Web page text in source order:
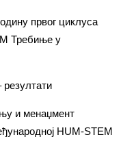
првог циклуса
Требиње у
резултати
и менаџмент
HUM-STEM